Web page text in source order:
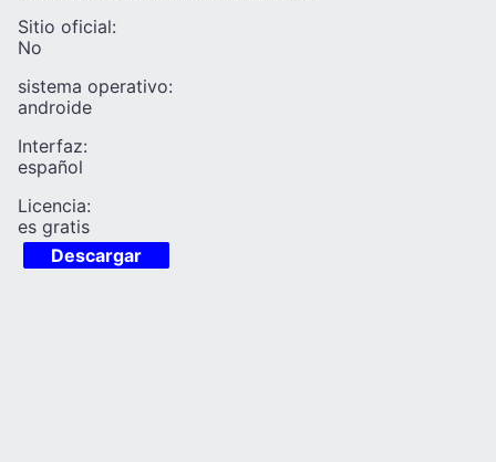
Sitio oficial:
No
sistema operativo:
androide
Interfaz:
español
Licencia:
es gratis
Descargar